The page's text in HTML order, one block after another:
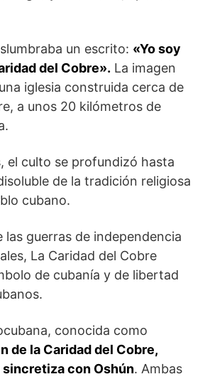
un escrito: «Yo soy
del Cobre». La imagen
iglesia construida cerca de
a unos 20 kilómetros de
el culto se profundizó hasta
de la tradición religiosa
cubano.
las guerras de independencia
La Caridad del Cobre
de cubanía y de libertad
conocida como
de la Caridad del Cobre,
sincretiza con Oshún. Ambas